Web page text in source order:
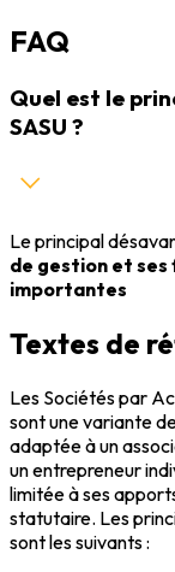
FAQ
Quel est le
SASU ?
Le principal
de gestion et
importantes
Textes de
Les Sociétés par
sont une variante
adaptée à un
un entrepreneur
limitée à ses
statutaire. Les
sont les suivants :